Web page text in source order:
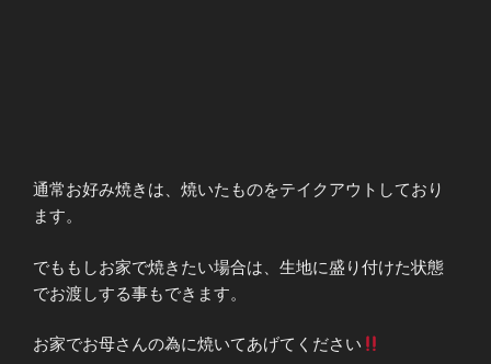
通常お好み焼きは、焼いたものをテイクアウトしており
ます。
でももしお家で焼きたい場合は、生地に盛り付けた状態
でお渡しする事もできます。
お家でお母さんの為に焼いてあげてください